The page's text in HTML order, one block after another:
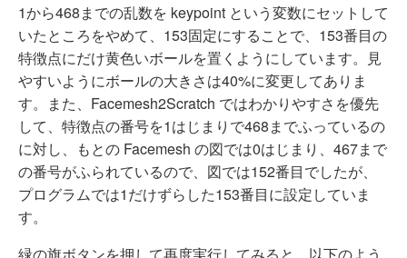
1から468までの乱数を keypoint という変数にセットして
いたところをやめて、153固定にすることで、153番目の
特徴点にだけ黄色いボールを置くようにしています。見
やすいようにボールの大きさは40%に変更してありま
す。また、Facemesh2Scratch ではわかりやすさを優先
して、特徴点の番号を1はじまりで468までふっているの
に対し、もとの Facemesh の図では0はじまり、467まで
の番号がふられているので、図では152番目でしたが、
プログラムでは1だけずらした153番目に設定していま
す。